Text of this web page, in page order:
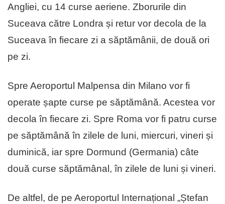
Angliei, cu 14 curse aeriene. Zborurile din
Suceava către Londra și retur vor decola de la
Suceava în fiecare zi a săptămânii, de două ori
pe zi.
Spre Aeroportul Malpensa din Milano vor fi
operate șapte curse pe săptămână. Acestea vor
decola în fiecare zi. Spre Roma vor fi patru curse
pe săptămână în zilele de luni, miercuri, vineri și
duminică, iar spre Dormund (Germania) câte
două curse săptămânal, în zilele de luni și vineri.
De altfel, de pe Aeroportul Internațional „Ștefan